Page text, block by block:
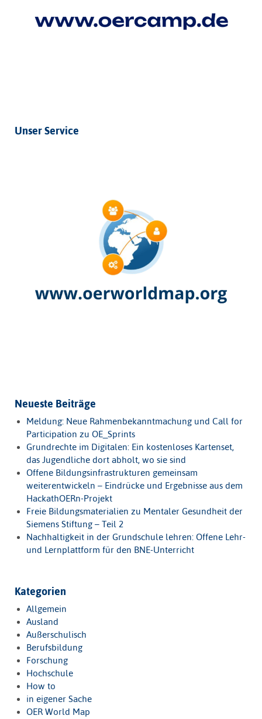
Unser Service
Neueste Beiträge
Meldung: Neue Rahmenbekanntmachung und Call for
Participation zu OE_Sprints
Grundrechte im Digitalen: Ein kostenloses Kartenset,
das Jugendliche dort abholt, wo sie sind
Offene Bildungsinfrastrukturen gemeinsam
weiterentwickeln – Eindrücke und Ergebnisse aus dem
HackathOERn-Projekt
Freie Bildungsmaterialien zu Mentaler Gesundheit der
Siemens Stiftung – Teil 2
Nachhaltigkeit in der Grundschule lehren: Offene Lehr-
und Lernplattform für den BNE-Unterricht
Kategorien
Allgemein
Ausland
Außerschulisch
Berufsbildung
Forschung
Hochschule
How to
in eigener Sache
OER World Map